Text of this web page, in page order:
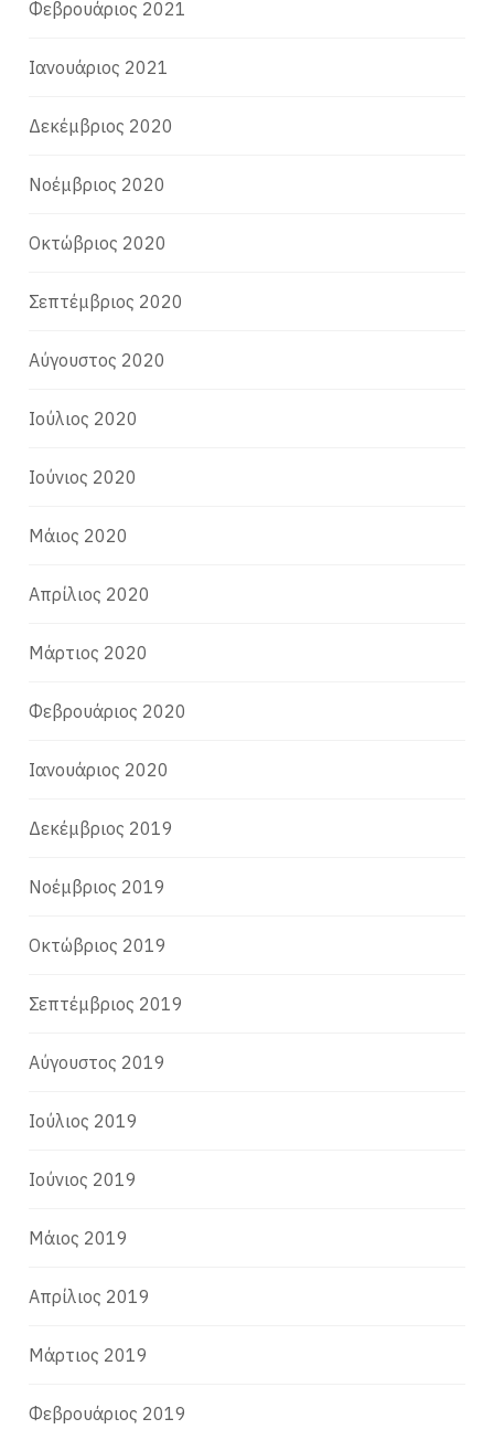
Φεβρουάριος 2021
Ιανουάριος 2021
Δεκέμβριος 2020
Νοέμβριος 2020
Οκτώβριος 2020
Σεπτέμβριος 2020
Αύγουστος 2020
Ιούλιος 2020
Ιούνιος 2020
Μάιος 2020
Απρίλιος 2020
Μάρτιος 2020
Φεβρουάριος 2020
Ιανουάριος 2020
Δεκέμβριος 2019
Νοέμβριος 2019
Οκτώβριος 2019
Σεπτέμβριος 2019
Αύγουστος 2019
Ιούλιος 2019
Ιούνιος 2019
Μάιος 2019
Απρίλιος 2019
Μάρτιος 2019
Φεβρουάριος 2019